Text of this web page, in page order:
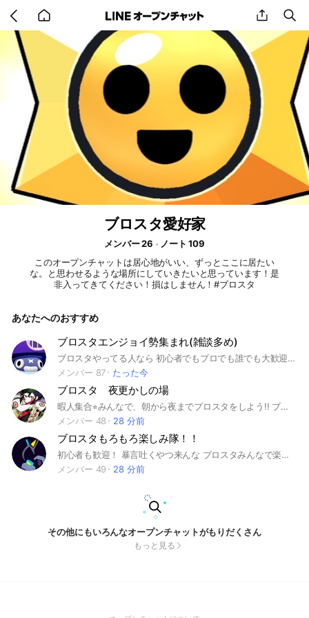
back
home
share
ブロスタ愛好家
メンバー 26
ノート 109
このオープンチャットは居心地がいい、ずっとここに居たい
な。と思わせるような場所にしていきたいと思っています！是
非入ってきてください！損はしません！#ブロスタ
あなたへのおすすめ
ブロスタエンジョイ勢集まれ(雑談多め)
ブロスタやってる人なら 初心者でもプロでも誰でも大歓迎です！ 雑談もオッケーです！！ 活発な方や浮上を募集しています！低浮上の方でも入ってくれるだけで嬉しいのでよかったら是非入ってください‼️ 荒らし、即抜けアカウント売買は禁止 あとややこしくなるから名前同じにするのも禁止とします！ #ブロスタ #BrawlStars #雑談 #Supercell #ゲーム #初心者歓迎 #上級者歓迎 #ランク #トロ上げ #フレンド募集 #クラブ募集 #イベント #キャリー #攻略 #VCなし #中学生歓迎 #高校生歓迎 #毎日活動 #誰でも歓迎
メンバー 87
たった今
ブロスタ 夜更かしの場
暇人集合⭐︎みんなで、朝から夜までブロスタをしよう!! ブロスタをはじめたての初心者🔰から上級者まで、誰でも入ってよき!雑談をするだけもよき!そして、みんなで楽しくゲームするのも良き！とにかく楽しいからみんな入って!!!エリートまでならキャリーするよ⭐︎ #ゲーム#ブロスタ みんなで楽しもうーーー!!!
メンバー 48
28 分前
ブロスタもろもろ楽しみ隊！！
初心者も歓迎！ 暴言吐くやつ来んな ブロスタみんなで楽しみたい人とか雑談したい人とかきてねー ⚠️宣伝目的のバカは来ないでください #ブロスタ
メンバー 49
28 分前
その他にもいろんなオープンチャットがもりだくさん
もっと見る